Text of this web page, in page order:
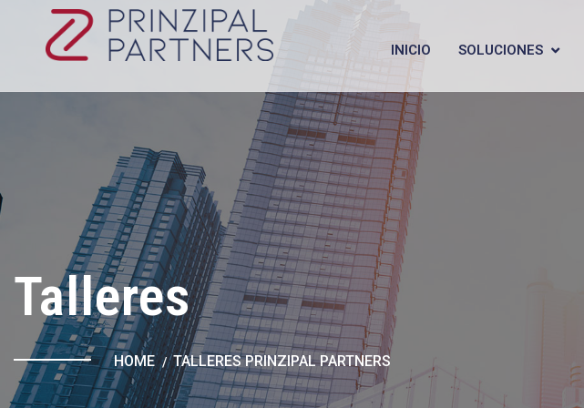
INICIO SOLUCIONES
Talleres
HOME TALLERES PRINZIPAL PARTNERS